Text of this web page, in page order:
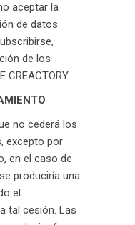
aceptar la
de datos
de los
no cederá los
excepto por
en el caso de
produciría una
el
tal cesión. Las